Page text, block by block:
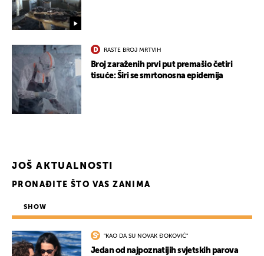
RASTE BROJ MRTVIH
Broj zaraženih prvi put premašio četiri
tisuće: Širi se smrtonosna epidemija
JOŠ AKTUALNOSTI
PRONAĐITE ŠTO VAS ZANIMA
SHOW
"KAO DA SU NOVAK ĐOKOVIĆ"
Jedan od najpoznatijih svjetskih parova